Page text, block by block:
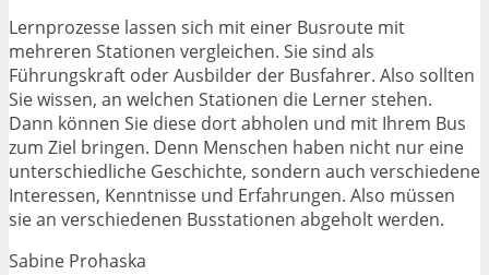
Lernprozesse lassen sich mit einer Busroute mit
mehreren Stationen vergleichen. Sie sind als
Führungskraft oder Ausbilder der Busfahrer. Also sollten
Sie wissen, an welchen Stationen die Lerner stehen.
Dann können Sie diese dort abholen und mit Ihrem Bus
zum Ziel bringen. Denn Menschen haben nicht nur eine
unterschiedliche Geschichte, sondern auch verschiedene
Interessen, Kenntnisse und Erfahrungen. Also müssen
sie an verschiedenen Busstationen abgeholt werden.
Sabine Prohaska